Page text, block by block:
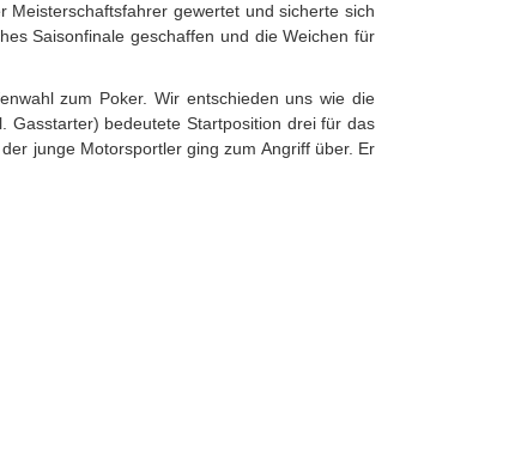
gewertet und sicherte sich
Saisonfinale geschaffen und die Weichen für
zum Poker. Wir entschieden uns wie die
Gasstarter) bedeutete Startposition drei für das
junge Motorsportler ging zum Angriff über. Er